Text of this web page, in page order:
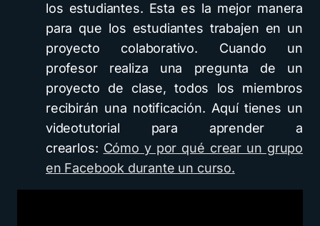
los estudiantes. Esta es la mejor manera
para que los estudiantes trabajen en un
proyecto colaborativo. Cuando un
profesor realiza una pregunta de un
proyecto de clase, todos los miembros
recibirán una notificación. Aquí tienes un
videotutorial para aprender a
crearlos: Cómo y por qué crear un grupo
en Facebook durante un curso.